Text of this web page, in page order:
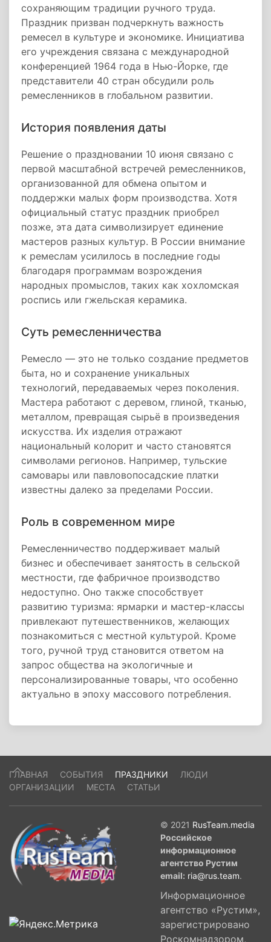
сохраняющим традиции ручного труда.
Праздник призван подчеркнуть важность
ремесел в культуре и экономике. Инициатива
его учреждения связана с международной
конференцией 1964 года в Нью-Йорке, где
представители 40 стран обсудили роль
ремесленников в глобальном развитии.
История появления даты
Решение о праздновании 10 июня связано с
первой масштабной встречей ремесленников,
организованной для обмена опытом и
поддержки малых форм производства. Хотя
официальный статус праздник приобрел
позже, эта дата символизирует единение
мастеров разных культур. В России внимание
к ремеслам усилилось в последние годы
благодаря программам возрождения
народных промыслов, таких как хохломская
роспись или гжельская керамика.
Суть ремесленничества
Ремесло — это не только создание предметов
быта, но и сохранение уникальных
технологий, передаваемых через поколения.
Мастера работают с деревом, глиной, тканью,
металлом, превращая сырьё в произведения
искусства. Их изделия отражают
национальный колорит и часто становятся
символами регионов. Например, тульские
самовары или павловопосадские платки
известны далеко за пределами России.
Роль в современном мире
Ремесленничество поддерживает малый
бизнес и обеспечивает занятость в сельской
местности, где фабричное производство
недоступно. Оно также способствует
развитию туризма: ярмарки и мастер-классы
привлекают путешественников, желающих
познакомиться с местной культурой. Кроме
того, ручной труд становится ответом на
запрос общества на экологичные и
персонализированные товары, что особенно
актуально в эпоху массового потребления.
ГЛАВНАЯ СОБЫТИЯ ПРАЗДНИКИ
ЛЮДИ
ОРГАНИЗАЦИИ
МЕСТА СТАТЬИ
© 2021 RusTeam.media
Российское
информационное
агентство Рустим
email: ria@rus.team.
Информационное
агентство «Рустим»,
зарегистрировано
Роскомнадзором,